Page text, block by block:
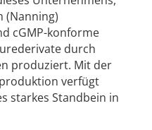
(Nanning)
cGMP-konforme
durch
produziert. Mit der
verfügt
starkes Standbein in